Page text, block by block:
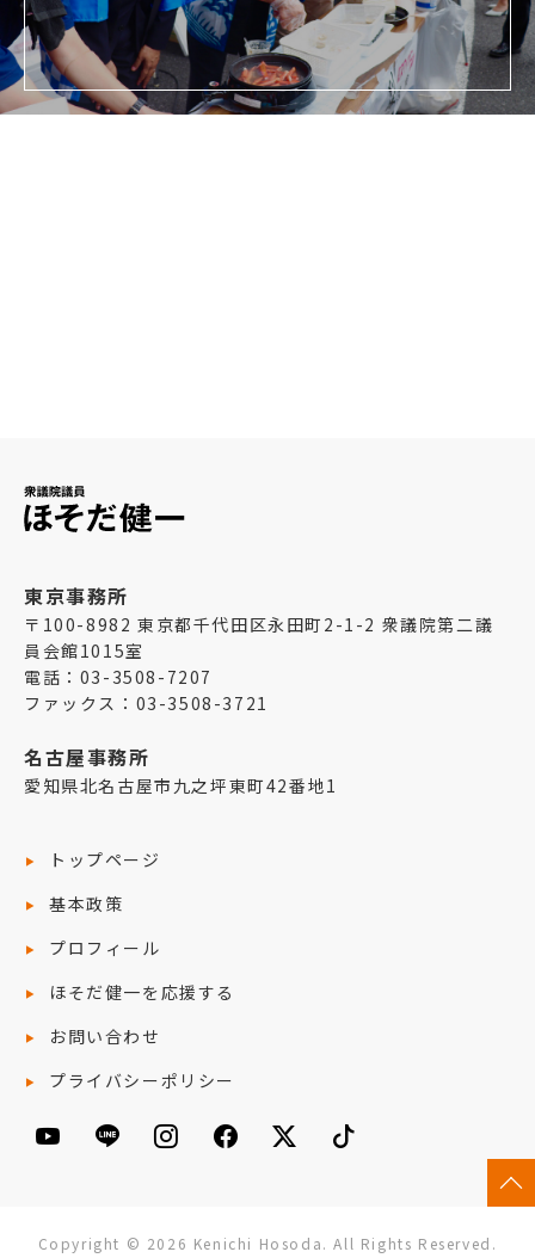
東京事務所
〒100-8982 東京都千代田区永田町2-1-2 衆議院第二議
員会館1015室
電話：03-3508-7207
ファックス：03-3508-3721
名古屋事務所
愛知県北名古屋市九之坪東町42番地1
トップページ
基本政策
プロフィール
ほそだ健一を応援する
お問い合わせ
プライバシーポリシー
Copyright © 2026 Kenichi Hosoda. All Rights Reserved.